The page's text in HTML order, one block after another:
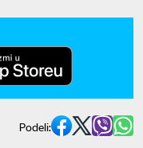
Podeli: